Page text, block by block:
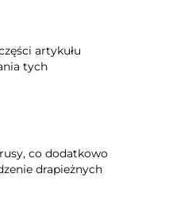
artykułu
tych
co dodatkowo
drapieżnych